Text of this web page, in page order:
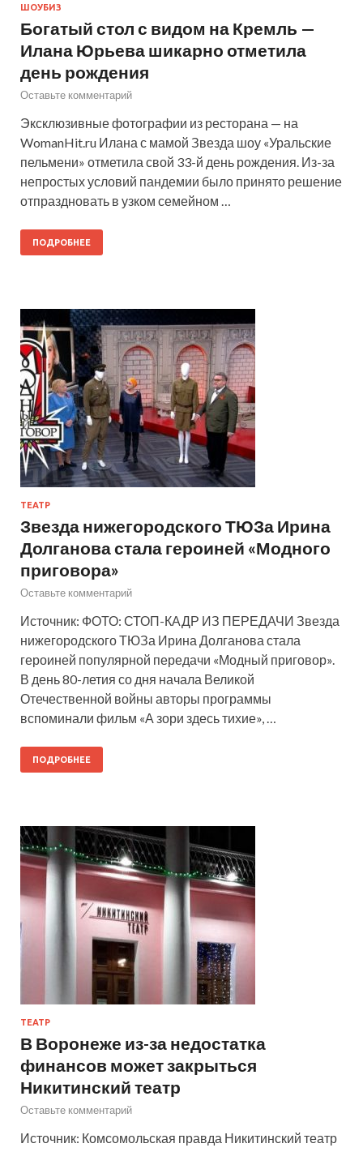
ШОУБИЗ
Богатый стол с видом на Кремль —
Илана Юрьева шикарно отметила
день рождения
Оставьте комментарий
Эксклюзивные фотографии из ресторана — на
WomanHit.ru Илана с мамой Звезда шоу «Уральские
пельмени» отметила свой 33-й день рождения. Из-за
непростых условий пандемии было принято решение
отпраздновать в узком семейном …
ПОДРОБНЕЕ
ТЕАТР
Звезда нижегородского ТЮЗа Ирина
Долганова стала героиней «Модного
приговора»
Оставьте комментарий
Источник: ФОТО: СТОП-КАДР ИЗ ПЕРЕДАЧИ Звезда
нижегородского ТЮЗа Ирина Долганова стала
героиней популярной передачи «Модный приговор».
В день 80-летия со дня начала Великой
Отечественной войны авторы программы
вспоминали фильм «А зори здесь тихие», …
ПОДРОБНЕЕ
ТЕАТР
В Воронеже из-за недостатка
финансов может закрыться
Никитинский театр
Оставьте комментарий
Источник: Комсомольская правда Никитинский театр